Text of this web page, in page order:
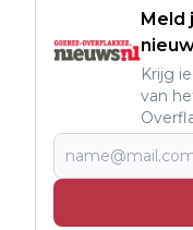
Meld
Krijg
van